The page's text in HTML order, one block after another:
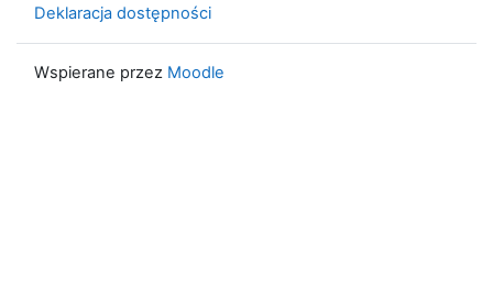
Deklaracja dostępności
Wspierane przez Moodle